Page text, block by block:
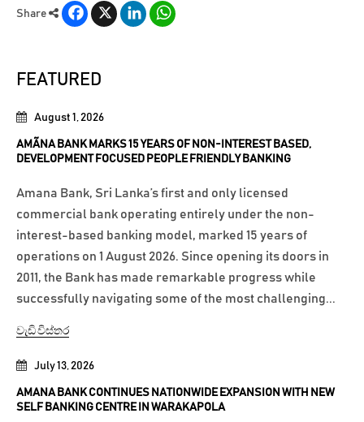
Share
Facebook
X LinkedIn
FEATURED
July 13, 2026
AMANA BANK CONTINUES NATIONWIDE EXPANSION WITH NEW
SELF BANKING CENTRE IN WARAKAPOLA
August 1, 2026
AMÃNA BANK MARKS 15 YEARS OF NON-INTEREST BASED,
DEVELOPMENT FOCUSED PEOPLE FRIENDLY BANKING
Amana Bank, Sri Lanka’s first and only licensed
commercial bank operating entirely under the non-
interest-based banking model, marked 15 years of
operations on 1 August 2026. Since opening its doors in
2011, the Bank has made remarkable progress while
successfully navigating some of the most challenging...
වැඩි විස්තර